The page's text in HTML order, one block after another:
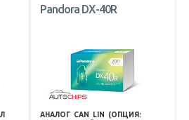
Pandora DX-40R
АНАЛОГ CAN LIN
(ОПЦИЯ: